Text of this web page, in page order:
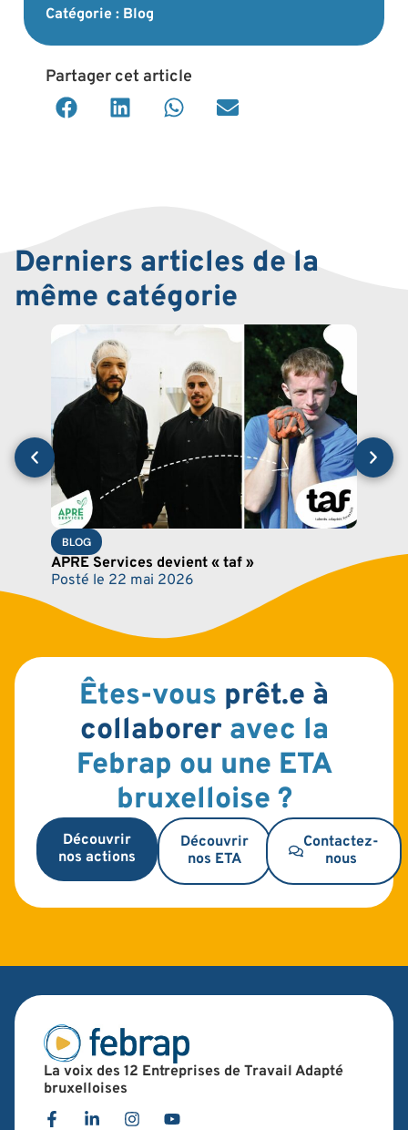
Catégorie : Blog
Partager cet article
Derniers articles de la
même catégorie
BLOG
APRE Services devient « taf »
Posté le 22 mai 2026
Êtes-vous prêt.e à
collaborer avec la
Febrap ou une ETA
bruxelloise ?
Découvrir
nos actions
Découvrir
nos ETA
Contactez-
nous
La voix des 12 Entreprises de Travail Adapté
bruxelloises